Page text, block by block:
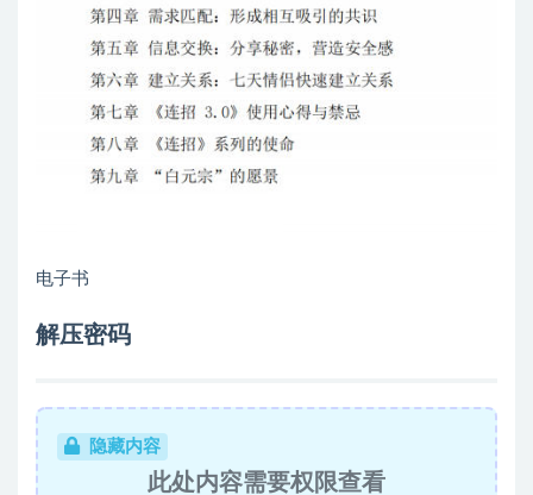
电子书
解压密码
隐藏内容
此处内容需要权限查看